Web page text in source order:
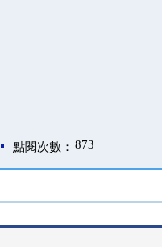
點閱次數： 873